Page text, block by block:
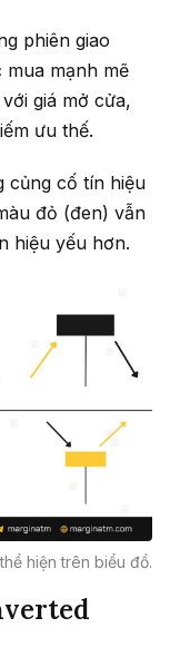
phiên giao
mua mạnh mẽ
giá mở cửa,
ưu thế.
củng cố tín hiệu
đỏ (đen) vẫn
hiệu yếu hơn.
hiện trên biểu đồ.